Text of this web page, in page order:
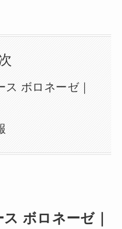
ボロネーゼ｜
ボロネーゼ｜